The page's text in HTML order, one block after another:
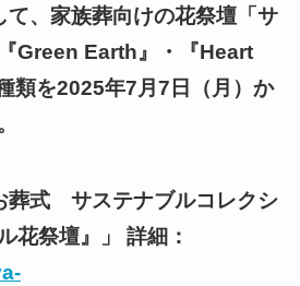
て、家族葬向けの花祭壇「サ
Green Earth』・『Heart
類を2025年7月7日（月）か
葬式 サステナブルコレクシ
花祭壇』」 詳細：